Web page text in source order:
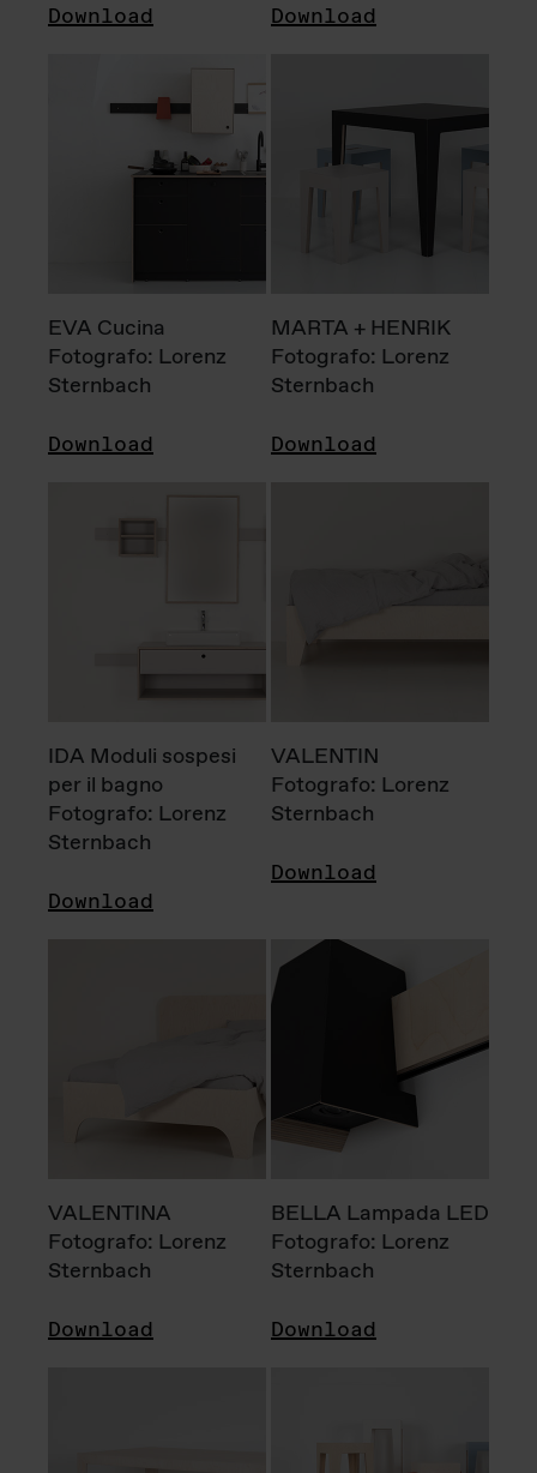
Download Download
EVA Cucina
Fotografo: Lorenz
Sternbach
Download
MARTA + HENRIK
Fotografo: Lorenz
Sternbach
Download
IDA Moduli sospesi
per il bagno
Fotografo: Lorenz
Sternbach
Download
VALENTIN
Fotografo: Lorenz
Sternbach
Download
VALENTINA
Fotografo: Lorenz
Sternbach
Download
BELLA Lampada LED
Fotografo: Lorenz
Sternbach
Download